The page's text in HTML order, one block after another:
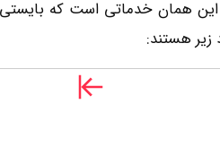
همان خدماتی است که بایستی
هستند: